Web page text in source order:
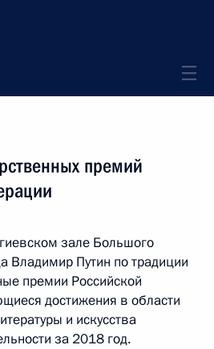
премий
зале Большого
Владимир Путин по традиции
премии Российской
достижения в области
и искусства
за 2018 год.